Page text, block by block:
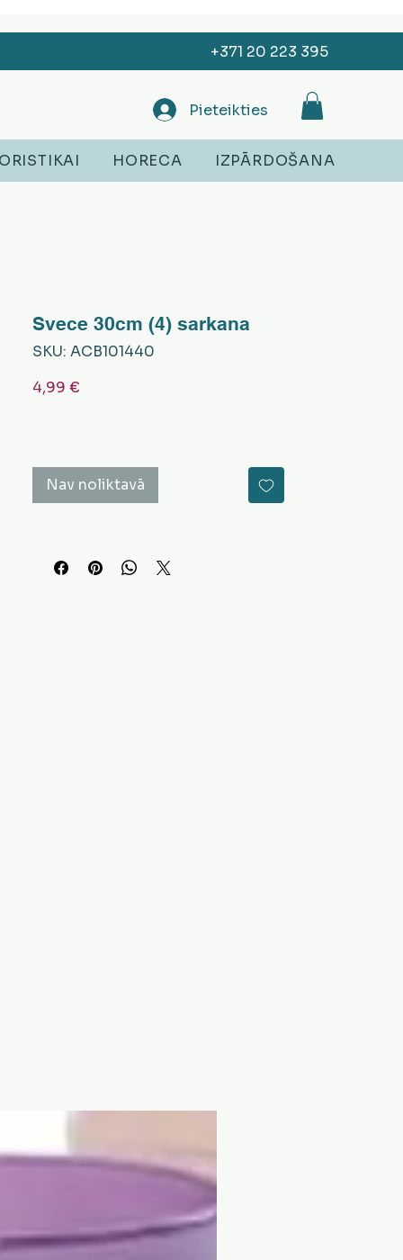
+371 20 223 395
Pieteikties
HORECA IZPĀRDOŠANA
Svece 30cm (4) sarkana
SKU: ACB101440
4,99 €
Nav noliktavā